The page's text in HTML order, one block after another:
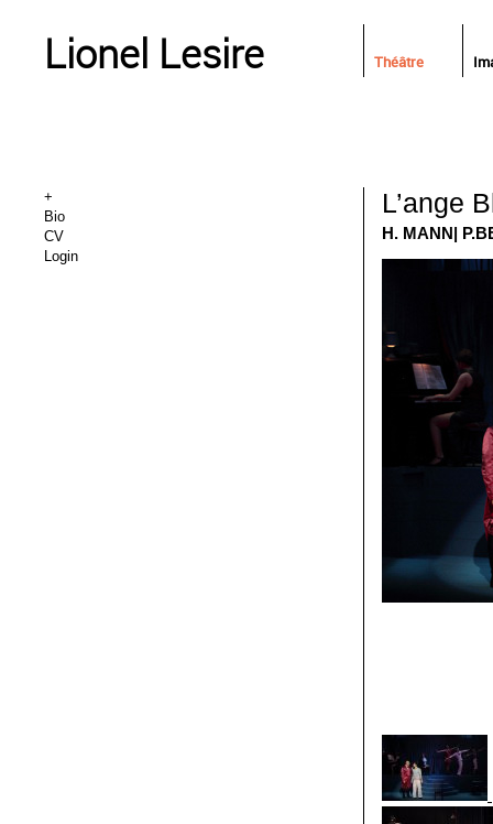
Lionel Lesire Théâtre
+
Bio
CV
Login
L’ange
H. MANN|